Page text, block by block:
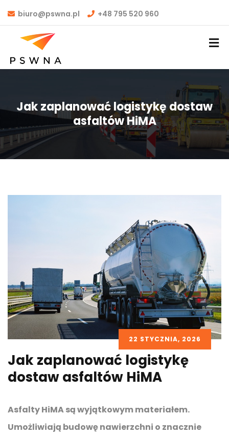
biuro@pswna.pl +48 795 520 960
Jak zaplanować logistykę dostaw
asfaltów HiMA
22 STYCZNIA, 2026
Jak zaplanować logistykę
dostaw asfaltów HiMA
Asfalty HiMA są wyjątkowym materiałem.
Umożliwiają budowę nawierzchni o znacznie